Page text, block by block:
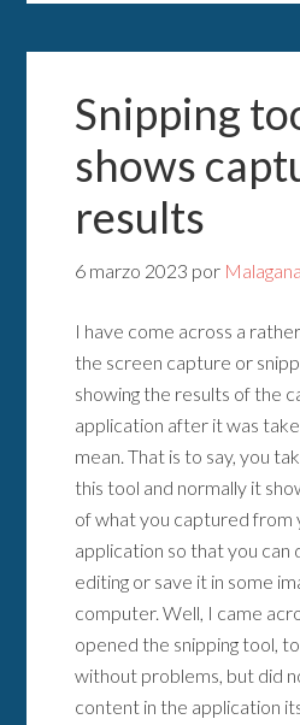
Snipping
shows
results
6 marzo 2023 por Malagana
I have come across a
the screen capture or
showing the results of the
application after it was
mean. That is to say, you
this tool and normally it
of what you captured from
application so that you can
editing or save it in some
computer. Well, I came
opened the snipping tool,
without problems, but did
content in the application